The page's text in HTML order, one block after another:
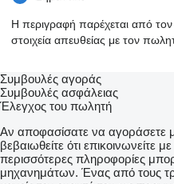
Η περιγραφή παρέχεται από
στοιχεία απευθείας με τον
Συμβουλές αγοράς
Συμβουλές ασφάλειας
Έλεγχος του πωλητή
Αν αποφασίσατε να αγοράσετε
βεβαιωθείτε ότι
περισσότερες πληροφορίες
μηχανημάτων. Ένας από τους